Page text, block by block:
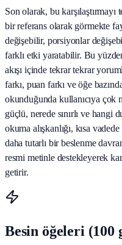
Son olarak, bu
bir referans olarak görmekte
değişebilir, porsiyonlar
farklı etki yaratabilir. Bu
akışı içinde tekrar tekrar
farkı, puan farkı ve öğe
okunduğunda kullanıcıya çok
güçlü, nerede sınırlı ve hangi
okuma alışkanlığı, kısa
daha tutarlı bir beslenme
resmi metinle destekleyerek
getirir.
Besin öğeleri (100